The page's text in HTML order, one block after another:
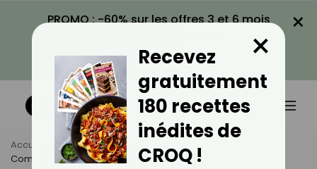
PROMO : -60% sur les offres 3 et 6 mois
VOIR LA PROMO
×
Accueil Actus
Santé
Comment Soulager Une Lombalgie ?
Recevez
gratuitement
180 recettes
inédites de
CROQ !
×